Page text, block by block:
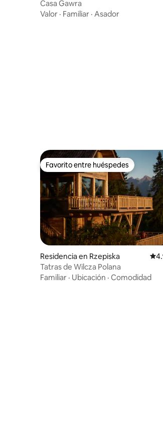
Casa Gawra
Valor · Familiar · Asador
Favorito entre huéspedes
Favorito entre huéspedes
Residencia en Rzepiska
Tatras de Wilcza Polana
Familiar · Ubicación · Comodidad